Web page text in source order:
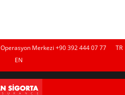
Operasyon Merkezi +90 392 444 07 77
TR
EN